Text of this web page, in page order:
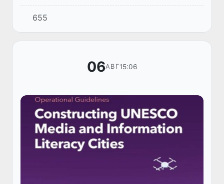
молодежи в Ташкенте состоялось заседание
Исполнительного комитета Федерации
тяжелой атлетики Азии (AWF).
655
06АВГ15:06